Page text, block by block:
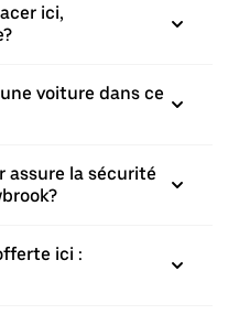
ici,
voiture dans ce
assure la sécurité
ici :